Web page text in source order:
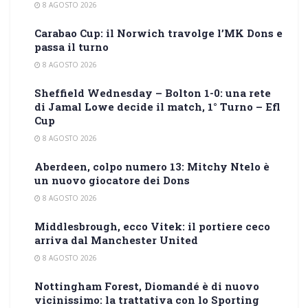
8 AGOSTO 2026
Carabao Cup: il Norwich travolge l’MK Dons e
passa il turno
8 AGOSTO 2026
Sheffield Wednesday – Bolton 1-0: una rete
di Jamal Lowe decide il match, 1° Turno – Efl
Cup
8 AGOSTO 2026
Aberdeen, colpo numero 13: Mitchy Ntelo è
un nuovo giocatore dei Dons
8 AGOSTO 2026
Middlesbrough, ecco Vitek: il portiere ceco
arriva dal Manchester United
8 AGOSTO 2026
Nottingham Forest, Diomandé è di nuovo
vicinissimo: la trattativa con lo Sporting